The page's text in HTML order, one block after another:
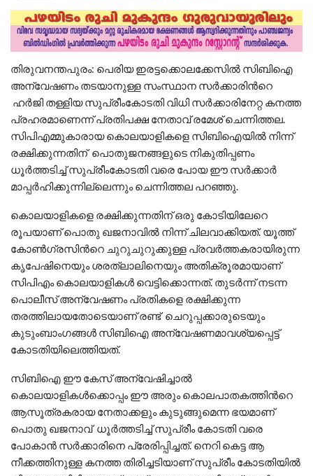
തിരുവനന്തപുരം: പെരിയ ഇരട്ടക്കൊലക്കേസില്‍ സിബിഐ
അന്വേഷണം തടയാനുള്ള സംസ്ഥാന സര്‍ക്കാരിന്‍റെ
ഹര്‍ജി തള്ളിയ സുപ്രീംകോടതി വിധി സര്‍ക്കാരിനേറ്റ കനത്ത
പ്രഹരമാണെന്ന് പ്രതിപക്ഷ നേതാവ് രമേശ് ചെന്നിത്തല.
സിപിഎമ്മുകാരായ കൊലയാളികളെ സിബിഐയില്‍ നിന്ന്
രക്ഷിക്കുന്നതിന് പൊതുജനങ്ങളുടെ നികുതിപ്പണം
ധൂര്‍ത്തടിച്ച് സുപ്രീംകോടതി വരെ പോയ ഈ സര്‍ക്കാര്‍
മാപ്പര്‍ഹിക്കുന്നില്ലെന്നും ചെന്നിത്തല പറഞ്ഞു.
കൊലയാളികളെ രക്ഷിക്കുന്നതിന് ഒരു കോടിയിലേറെ
രൂപയാണ് പൊതു ഖജനാവില്‍ നിന്ന് ചിലവാക്കിയത്. യൂത്ത്
കോണ്‍ഗ്രസിന്‍റെ ചുറുചുറുക്കുള്ള പ്രവര്‍ത്തകരായിരുന്ന
കൃപേഷിനെയും ശരത്‌ലാലിനെയും അതിക്രൂരമായാണ്
സിപിഎം കൊലയാളികള്‍ വെട്ടിക്കൊന്നത്. തുടര്‍ന്ന് നടന്ന
പൊലീസ് അന്വേഷണം പ്രതികളെ രക്ഷിക്കുന്ന
തരത്തിലായതോടെയാണ് രണ്ട് ചെറുപ്പക്കാരുടെയും
കുടുംബാംഗങ്ങള്‍ സിബിഐ അന്വേഷണമാവശ്യപ്പെട്ട്
കോടതിയിലെത്തിയത്.
സിബിഐ ഈ കേസ് അന്വേഷിച്ചാല്‍
കൊലയാളികള്‍ക്കൊപ്പം ഈ അരും കൊലപാതകത്തിന്‍റെ
ആസൂത്രകരായ നേതാക്കളും കുടുങ്ങുമെന്ന ഭയമാണ്
പൊതു ഖജനാവ് ധൂര്‍ത്തടിച്ച് സുപ്രീം കോടതി വരെ
പോകാന്‍ സര്‍ക്കാരിനെ പ്രേരിപ്പിച്ചത്. നെറി കെട്ട ആ
നീക്കത്തിനുള്ള കനത്ത തിരിച്ചടിയാണ് സുപ്രീം കോടതിയില്‍